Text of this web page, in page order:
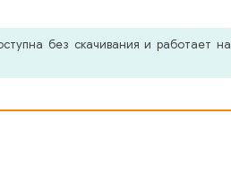
без скачивания и работает на